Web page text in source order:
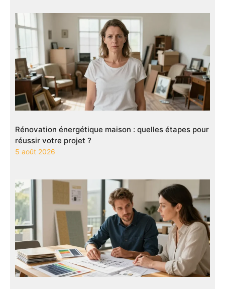
Rénovation énergétique maison : quelles étapes pour
réussir votre projet ?
5 août 2026